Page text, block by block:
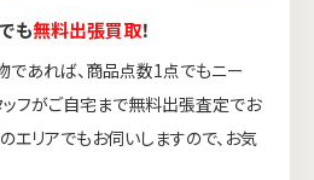
も無料出張買取！
であれば、商品点数1点でもニー
ッフがご自宅まで無料出張査定でお
エリアでもお伺いしますので、お気